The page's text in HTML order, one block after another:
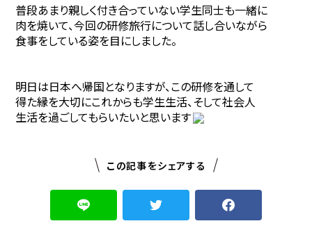
普段あまり親しく付き合っていない学生同士も一緒に
肉を焼いて、今回の研修旅行について話し合いながら
食事をしている姿を目にしました。
明日は日本へ帰国となりますが、この研修を通して
得た縁を大切にこれからも学生生活、そして社会人
生活を過ごしてもらいたいと思います
この記事をシェアする